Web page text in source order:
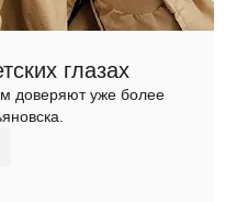
глазах
доверяют уже более